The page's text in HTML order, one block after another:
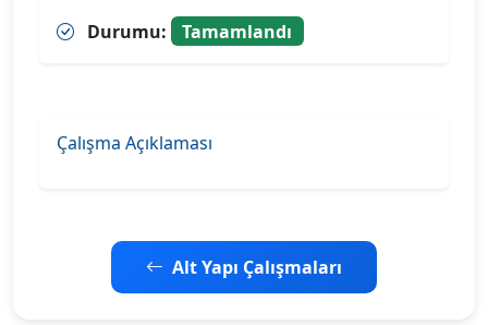
Durumu:
Tamamlandı
Çalışma Açıklaması
Alt Yapı Çalışmaları